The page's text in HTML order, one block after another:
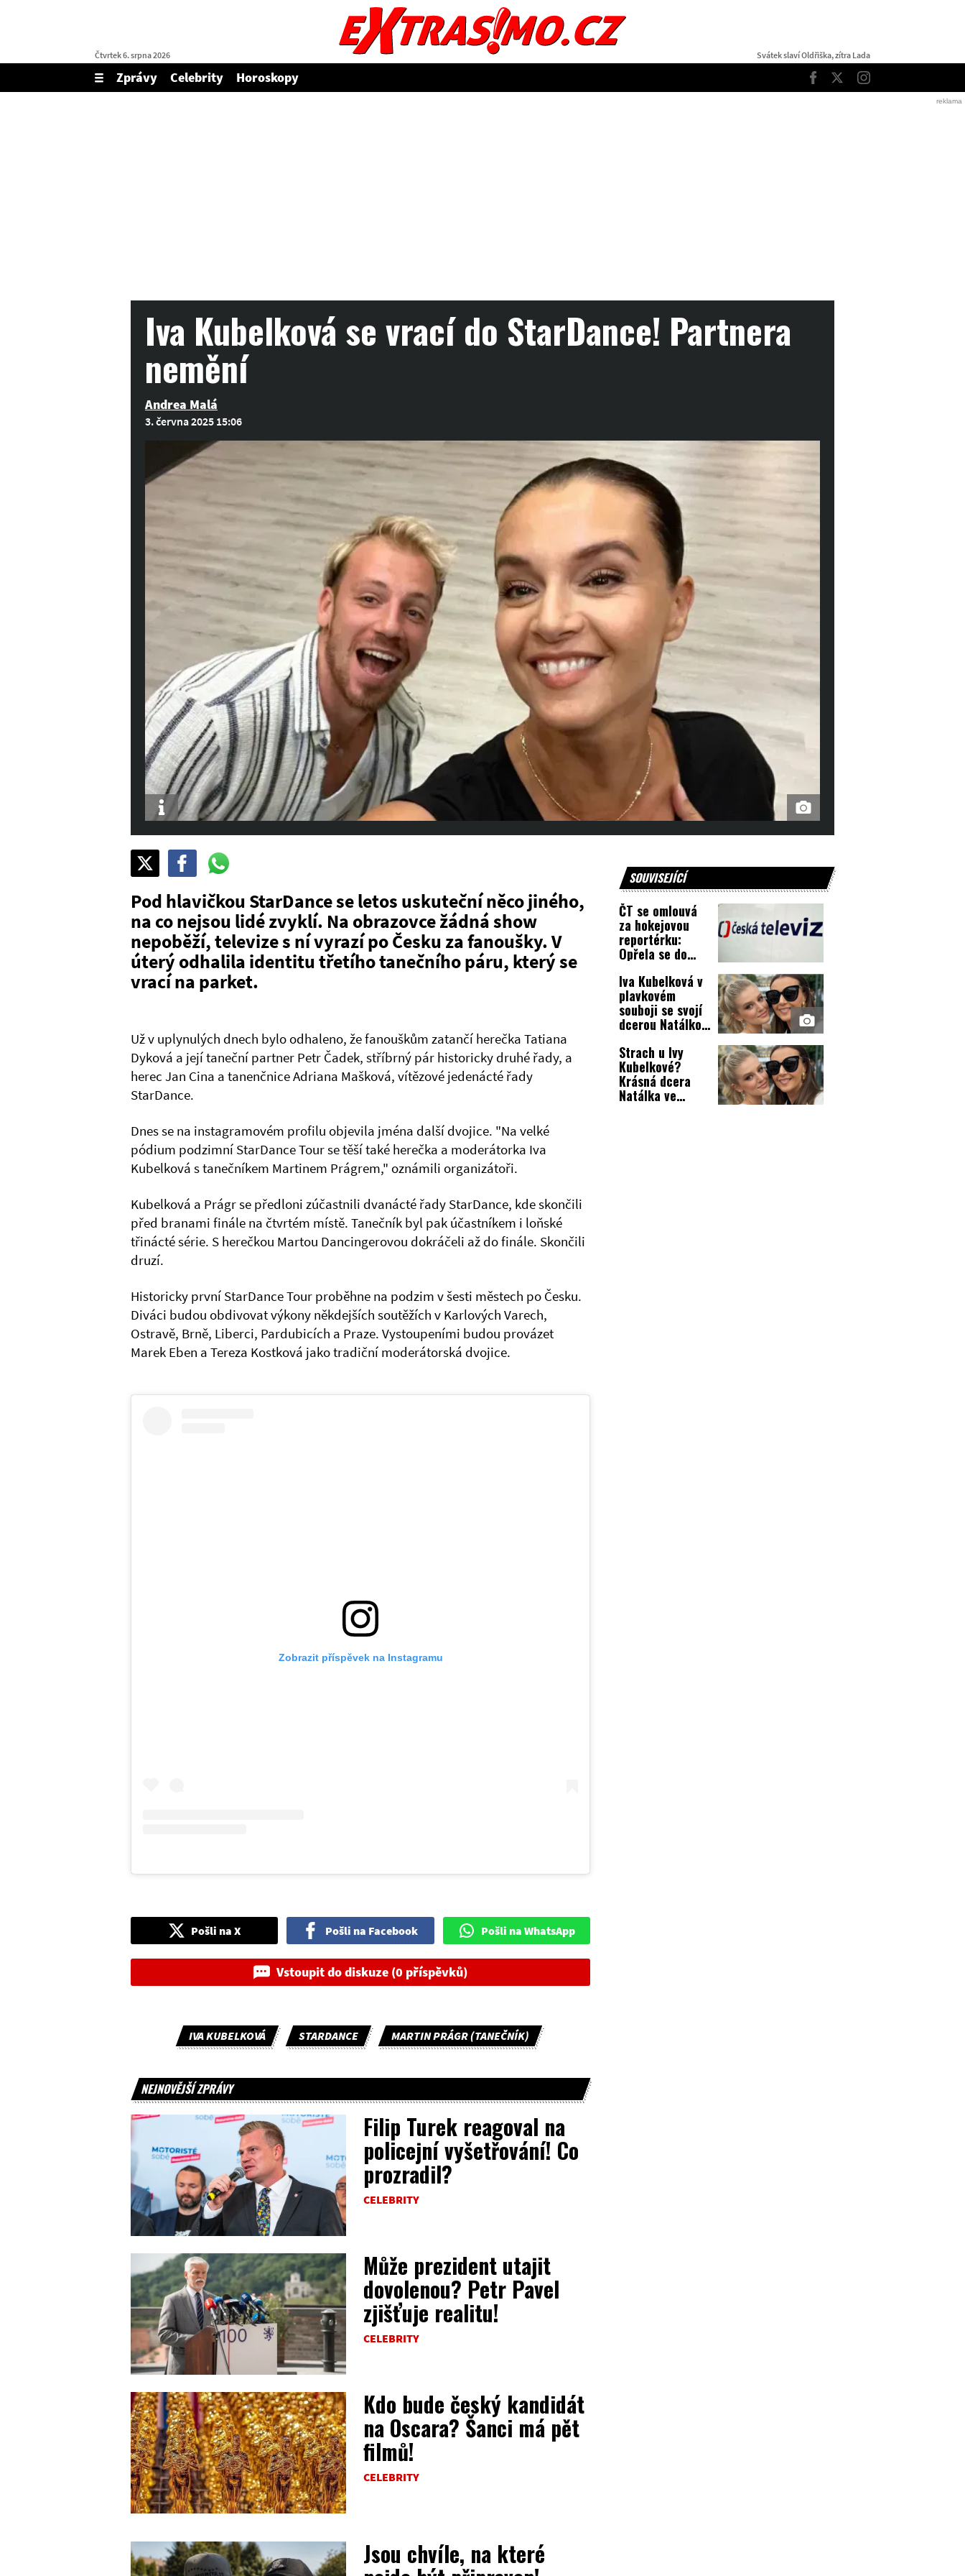
Čtvrtek 6. srpna 2026 Svátek slaví Oldřiška, zítra Lada
Zobrazit/skrýt
menu
Zprávy Celebrity
Horoskopy
Facebook
TwitterInstagram
Iva Kubelková se vrací do StarDance! Partnera
nemění
Andrea Malá
3. června 2025 15:06
Info
Pošli
na
Pošli
na
FacebookWhatsAppu
Pod hlavičkou StarDance se letos uskuteční něco jiného,
na co nejsou lidé zvyklí. Na obrazovce žádná show
nepoběží, televize s ní vyrazí po Česku za fanoušky. V
úterý odhalila identitu třetího tanečního páru, který se
vrací na parket.
Už v uplynulých dnech bylo odhaleno, že fanouškům zatančí herečka Tatiana
Dyková a její taneční partner Petr Čadek, stříbrný pár historicky druhé řady, a
herec Jan Cina a tanenčnice Adriana Mašková, vítězové jedenácté řady
StarDance.
Dnes se na instagramovém profilu objevila jména další dvojice. "Na velké
pódium podzimní StarDance Tour se těší také herečka a moderátorka Iva
Kubelková s tanečníkem Martinem Prágrem," oznámili organizátoři.
Kubelková a Prágr se předloni zúčastnili dvanácté řady StarDance, kde skončili
před branami finále na čtvrtém místě. Tanečník byl pak účastníkem i loňské
třinácté série. S herečkou Martou Dancingerovou dokráčeli až do finále. Skončili
druzí.
Historicky první StarDance Tour proběhne na podzim v šesti městech po Česku.
Diváci budou obdivovat výkony někdejších soutěžích v Karlových Varech,
Ostravě, Brně, Liberci, Pardubicích a Praze. Vystoupeními budou provázet
Marek Eben a Tereza Kostková jako tradiční moderátorská dvojice.
Zobrazit příspěvek na Instagramu
Pošli na X Pošli na Facebook Pošli na WhatsApp
Vstoupit do diskuze (0 příspěvků)
IVA KUBELKOVÁ STARDANCE MARTIN PRÁGR (TANEČNÍK)
NEJNOVĚJŠÍ ZPRÁVY
Filip Turek reagoval na
policejní vyšetřování! Co
prozradil?
CELEBRITY
Může prezident utajit
dovolenou? Petr Pavel
zjišťuje realitu!
CELEBRITY
Kdo bude český kandidát
na Oscara? Šanci má pět
filmů!
CELEBRITY
Jsou chvíle, na které
SOUVISEJÍCÍ
ČT se omlouvá
za hokejovou
reportérku:
Opřela se do
Šebrleho!
Iva Kubelková v
plavkovém
souboji se svojí
dcerou Natálkou:
nezapřou
Strach u Ivy
Kubelkové?
Krásná dcera
Natálka ve